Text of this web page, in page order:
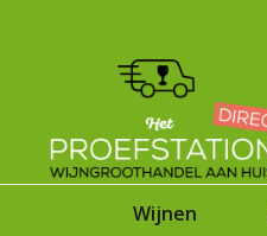
Wijnen